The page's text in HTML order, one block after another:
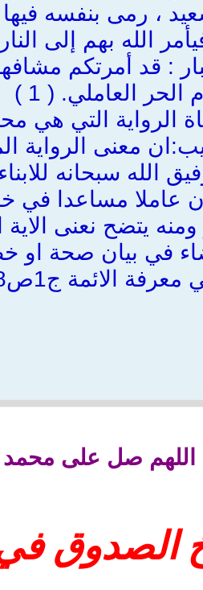
، رمى بنفسه
الله بهم إلى
: قد أمرتكم
العاملي. ( 1 )
الرواية التي هي
معنى الرواية
الله سبحانه
عاملا مساعدا في
يتضح نعنى
في بيان صحة او
صل على محمد
الصدوق